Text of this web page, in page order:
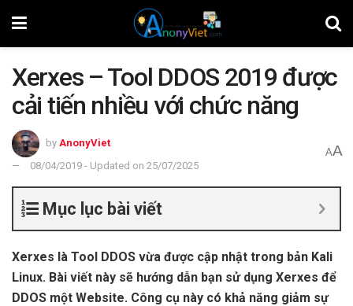
Xerxes – Tool DDOS 2019 được
cải tiến nhiều với chức năng
by AnonyViet
08/04/2019 - Updated on 25/07/2025
AA
Mục lục bài viết
Xerxes là Tool DDOS vừa được cập nhật trong bản Kali
Linux. Bài viết này sẽ hướng dẫn bạn sử dụng Xerxes để
DDOS một Website. Công cụ này có khả năng giảm sự